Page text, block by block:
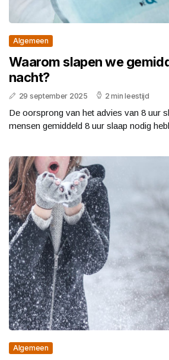
Algemeen
Waarom slapen we
nacht?
29 september 2025 2 min leestijd
De oorsprong van het advies van 8 uur
mensen gemiddeld 8 uur slaap nodig
Algemeen